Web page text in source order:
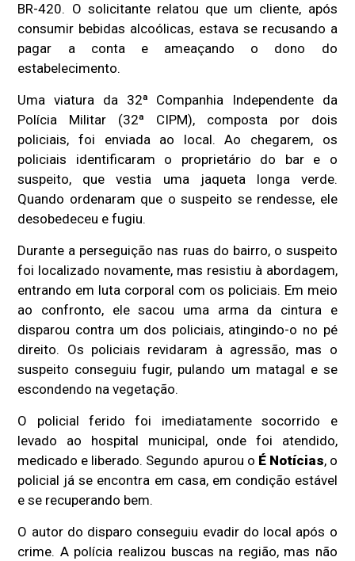
BR-420. O solicitante relatou que um cliente, após
consumir bebidas alcoólicas, estava se recusando a
pagar a conta e ameaçando o dono do
estabelecimento.
Uma viatura da 32ª Companhia Independente da
Polícia Militar (32ª CIPM), composta por dois
policiais, foi enviada ao local. Ao chegarem, os
policiais identificaram o proprietário do bar e o
suspeito, que vestia uma jaqueta longa verde.
Quando ordenaram que o suspeito se rendesse, ele
desobedeceu e fugiu.
Durante a perseguição nas ruas do bairro, o suspeito
foi localizado novamente, mas resistiu à abordagem,
entrando em luta corporal com os policiais. Em meio
ao confronto, ele sacou uma arma da cintura e
disparou contra um dos policiais, atingindo-o no pé
direito. Os policiais revidaram à agressão, mas o
suspeito conseguiu fugir, pulando um matagal e se
escondendo na vegetação.
O policial ferido foi imediatamente socorrido e
levado ao hospital municipal, onde foi atendido,
medicado e liberado. Segundo apurou o É Notícias, o
policial já se encontra em casa, em condição estável
e se recuperando bem.
O autor do disparo conseguiu evadir do local após o
crime. A polícia realizou buscas na região, mas não